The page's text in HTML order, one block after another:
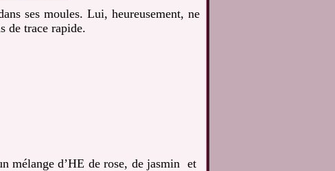
ses moules. Lui, heureusement, ne
de trace rapide.
mélange d’HE de rose, de jasmin et